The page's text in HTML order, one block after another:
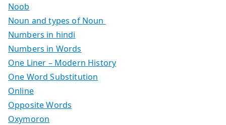
Noob
Noun and types of Noun
Numbers in hindi
Numbers in Words
One Liner – Modern History
One Word Substitution
Online
Opposite Words
Oxymoron